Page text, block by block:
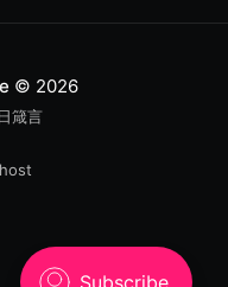
？ 你若行得好，岂不
前。它必恋慕你，你
话，二人正在田间，该
和华对该隐说：“你兄
做了什么事呢？你兄
创世记
© 2026
箴言